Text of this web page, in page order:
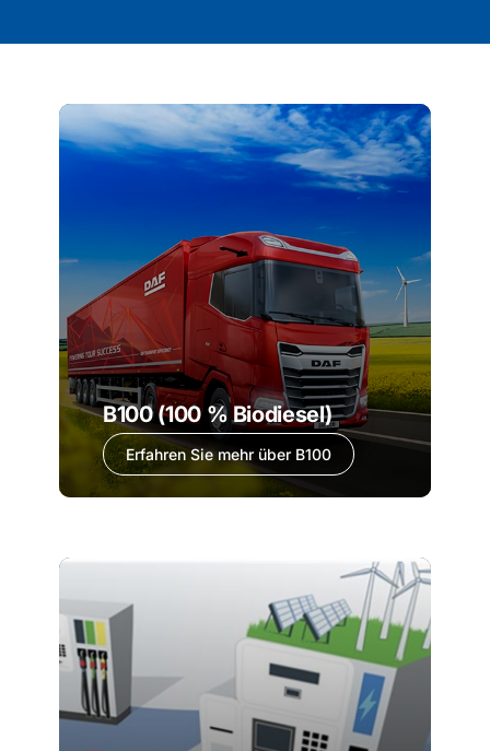
B100 (100 % Biodiesel)
Erfahren Sie mehr über B100